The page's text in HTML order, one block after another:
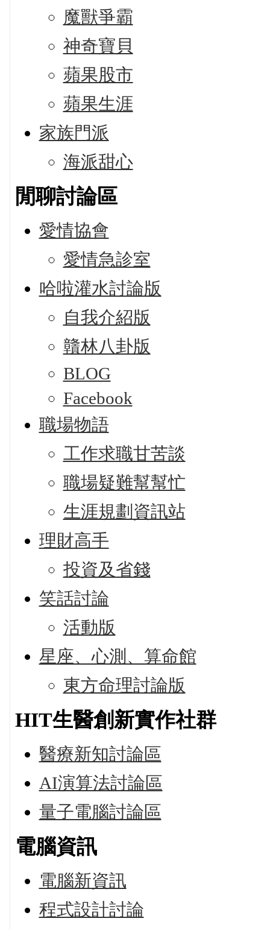
魔獸爭霸
神奇寶貝
蘋果股市
蘋果生涯
家族門派
海派甜心
閒聊討論區
愛情協會
愛情急診室
哈啦灌水討論版
自我介紹版
贛林八卦版
BLOG
Facebook
職場物語
工作求職甘苦談
職場疑難幫幫忙
生涯規劃資訊站
理財高手
投資及省錢
笑話討論
活動版
星座、心測、算命館
東方命理討論版
HIT生醫創新實作社群
醫療新知討論區
AI演算法討論區
量子電腦討論區
電腦資訊
電腦新資訊
程式設計討論